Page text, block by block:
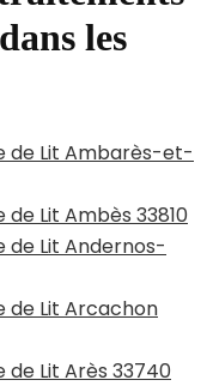
les
de Lit Ambarès-et-
Lit Ambès 33810
de Lit Andernos-
de Lit Arcachon
Lit Arès 33740